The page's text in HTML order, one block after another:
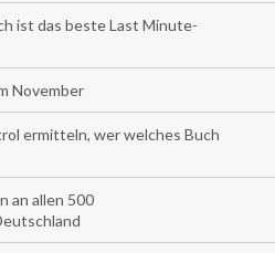
ist das beste Last Minute-
November
ermitteln, wer welches Buch
an allen 500